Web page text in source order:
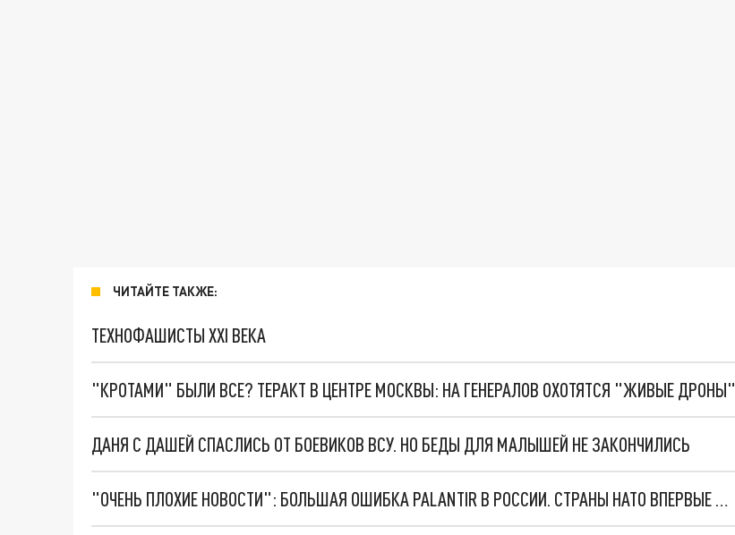
ЧИТАЙТЕ ТАКЖЕ:
ТЕХНОФАШИСТЫ XXI ВЕКА
"КРОТАМИ" БЫЛИ ВСЕ? ТЕРАКТ В ЦЕНТРЕ МОСКВЫ: НА ГЕНЕРАЛОВ ОХОТЯТСЯ "ЖИВЫЕ ДРОНЫ"
ДАНЯ С ДАШЕЙ СПАСЛИСЬ ОТ БОЕВИКОВ ВСУ. НО БЕДЫ ДЛЯ МАЛЫШЕЙ НЕ ЗАКОНЧИЛИСЬ
"ОЧЕНЬ ПЛОХИЕ НОВОСТИ": БОЛЬШАЯ ОШИБКА PALANTIR В РОССИИ. СТРАНЫ НАТО ВПЕРВЫЕ ЗА СВО ОСТАНОВИЛИ ПОСТАВКИ ОРУЖИЯ. ВСУ ТЕРЯЮТ ПРИГРАНИЧЬЕ?